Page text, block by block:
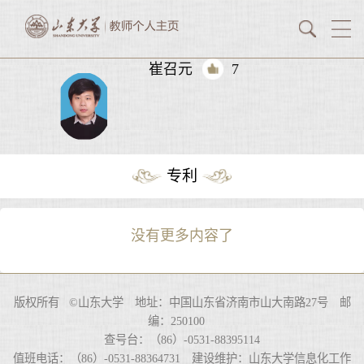
崔召元 7
专利
没有更多内容了
版权所有 ©山东大学 地址：中国山东省济南市山大南路27号 邮
编：250100
查号台：（86）-0531-88395114
值班电话：（86）-0531-88364731 建设维护：山东大学信息化工作